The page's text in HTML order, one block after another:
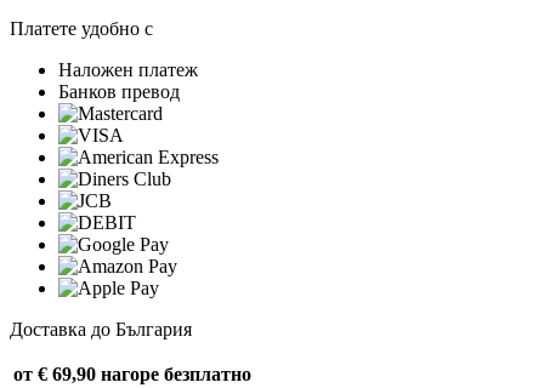
Платете удобно с
Наложен платеж
Банков превод
Доставка до България
от € 69,90 нагоре безплатно